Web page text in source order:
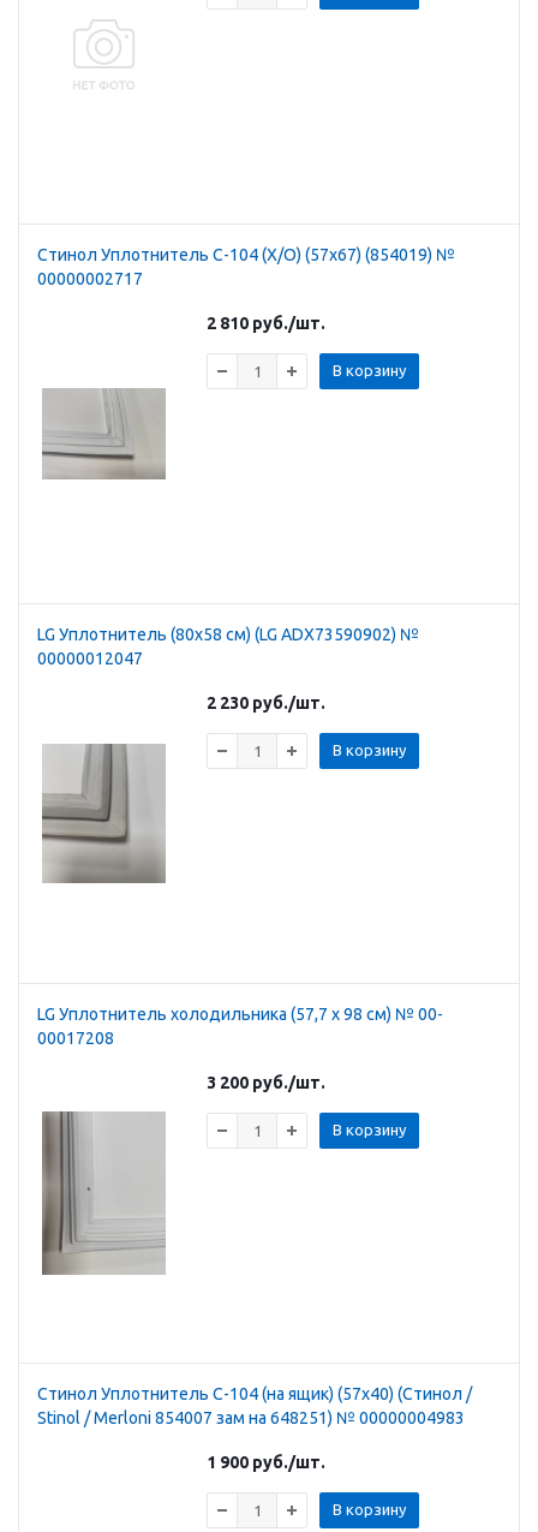
Стинол Уплотнитель С-104 (Х/О) (57х67) (854019) №
00000002717
2 810 руб./шт.
В корзину
LG Уплотнитель (80х58 см) (LG ADX73590902) №
00000012047
2 230 руб./шт.
В корзину
LG Уплотнитель холодильника (57,7 х 98 см) № 00-
00017208
3 200 руб./шт.
В корзину
Стинол Уплотнитель С-104 (на ящик) (57х40) (Стинол /
Stinol / Merloni 854007 зам на 648251) № 00000004983
1 900 руб./шт.
В корзину